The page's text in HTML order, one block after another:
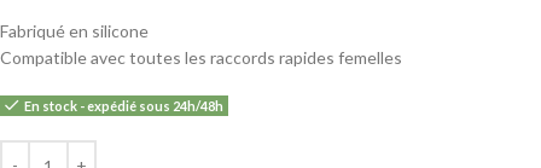
Fabriqué en silicone
Compatible avec toutes les raccords rapides femelles
En stock - expédié sous 24h/48h